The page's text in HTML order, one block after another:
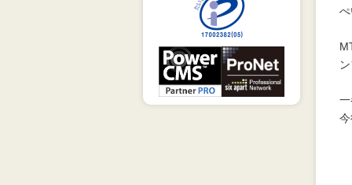
（別タブで開きます）（別タブで開